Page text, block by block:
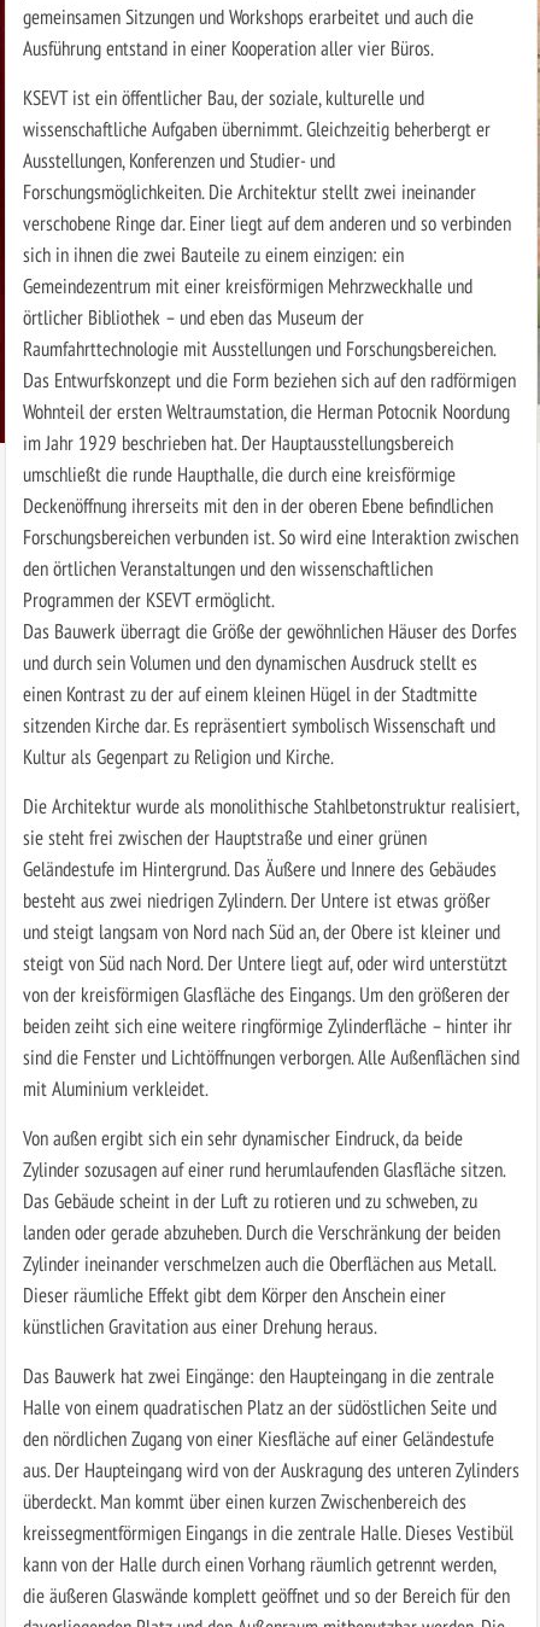
gemeinsamen Sitzungen und Workshops erarbeitet und auch die
Ausführung entstand in einer Kooperation aller vier Büros.
KSEVT ist ein öffentlicher Bau, der soziale, kulturelle und
wissenschaftliche Aufgaben übernimmt. Gleichzeitig beherbergt er
Ausstellungen, Konferenzen und Studier- und
Forschungsmöglichkeiten. Die Architektur stellt zwei ineinander
verschobene Ringe dar. Einer liegt auf dem anderen und so verbinden
sich in ihnen die zwei Bauteile zu einem einzigen: ein
Gemeindezentrum mit einer kreisförmigen Mehrzweckhalle und
örtlicher Bibliothek – und eben das Museum der
Raumfahrttechnologie mit Ausstellungen und Forschungsbereichen.
Das Entwurfskonzept und die Form beziehen sich auf den radförmigen
Wohnteil der ersten Weltraumstation, die Herman Potocnik Noordung
im Jahr 1929 beschrieben hat. Der Hauptausstellungsbereich
umschließt die runde Haupthalle, die durch eine kreisförmige
Deckenöffnung ihrerseits mit den in der oberen Ebene befindlichen
Forschungsbereichen verbunden ist. So wird eine Interaktion zwischen
den örtlichen Veranstaltungen und den wissenschaftlichen
Programmen der KSEVT ermöglicht.
Das Bauwerk überragt die Größe der gewöhnlichen Häuser des Dorfes
und durch sein Volumen und den dynamischen Ausdruck stellt es
einen Kontrast zu der auf einem kleinen Hügel in der Stadtmitte
sitzenden Kirche dar. Es repräsentiert symbolisch Wissenschaft und
Kultur als Gegenpart zu Religion und Kirche.
Die Architektur wurde als monolithische Stahlbetonstruktur realisiert,
sie steht frei zwischen der Hauptstraße und einer grünen
Geländestufe im Hintergrund. Das Äußere und Innere des Gebäudes
besteht aus zwei niedrigen Zylindern. Der Untere ist etwas größer
und steigt langsam von Nord nach Süd an, der Obere ist kleiner und
steigt von Süd nach Nord. Der Untere liegt auf, oder wird unterstützt
von der kreisförmigen Glasfläche des Eingangs. Um den größeren der
beiden zeiht sich eine weitere ringförmige Zylinderfläche – hinter ihr
sind die Fenster und Lichtöffnungen verborgen. Alle Außenflächen sind
mit Aluminium verkleidet.
Von außen ergibt sich ein sehr dynamischer Eindruck, da beide
Zylinder sozusagen auf einer rund herumlaufenden Glasfläche sitzen.
Das Gebäude scheint in der Luft zu rotieren und zu schweben, zu
landen oder gerade abzuheben. Durch die Verschränkung der beiden
Zylinder ineinander verschmelzen auch die Oberflächen aus Metall.
Dieser räumliche Effekt gibt dem Körper den Anschein einer
künstlichen Gravitation aus einer Drehung heraus.
Das Bauwerk hat zwei Eingänge: den Haupteingang in die zentrale
Halle von einem quadratischen Platz an der südöstlichen Seite und
den nördlichen Zugang von einer Kiesfläche auf einer Geländestufe
aus. Der Haupteingang wird von der Auskragung des unteren Zylinders
überdeckt. Man kommt über einen kurzen Zwischenbereich des
kreissegmentförmigen Eingangs in die zentrale Halle. Dieses Vestibül
kann von der Halle durch einen Vorhang räumlich getrennt werden,
die äußeren Glaswände komplett geöffnet und so der Bereich für den